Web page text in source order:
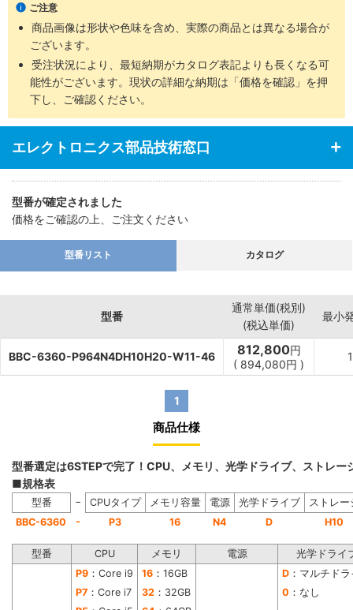
ご注意
商品画像は形状や色味を含め、実際の商品とは異なる場合が
ございます。
受注状況により、最短納期がカタログ表記よりも長くなる可
能性がございます。現状の詳細な納期は「価格を確認」を押
下し、ご確認ください。
エレクトロニクス部品技術窓口
型番が確定されました
価格をご確認の上、ご注文ください
型番リスト カタログ
型番
通常単価(税別)
(税込単価)
最小
BBC-6360-P964N4DH10H20-W11-46 812,800円
( 894,080円 )
1
商品仕様
型番選定は6STEPで完了！CPU、メモリ、光学ドライブ、ストレ
■規格表
型番 − CPUタイプ メモリ容量 電源 光学ドライブ
ストレー
BBC-6360
- P3 16 N4 D H10
型番 CPU メモリ 電源
光学ドライ
P9 ：Core i9 16 ：16GB D ：マルチド
P7 ：Core i7 32 ：32GB 0 ：なし